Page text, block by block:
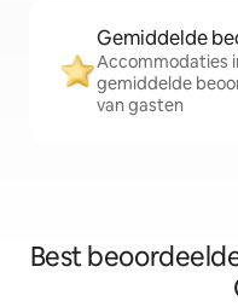
Gemiddelde
Accommodaties
gemiddelde
van gasten
Best